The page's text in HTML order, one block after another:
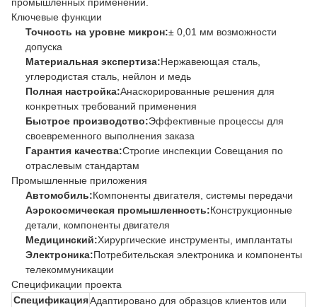
Ключевые функции
Точность на уровне микрон:± 0,01 мм возможности
допуска
Материальная экспертиза:Нержавеющая сталь,
углеродистая сталь, нейлон и медь
Полная настройка:Анаскорированные решения для
конкретных требований применения
Быстрое производство:Эффективные процессы для
своевременного выполнения заказа
Гарантия качества:Строгие инспекции Совещания по
отраслевым стандартам
Промышленные приложения
Автомобиль:Компоненты двигателя, системы передачи
Аэрокосмическая промышленность:Конструкционные
детали, компоненты двигателя
Медицинский:Хирургические инструменты, имплантаты
Электроника:Потребительская электроника и компоненты
телекоммуникации
Спецификации проекта
СпецификацияАдаптировано для образцов клиентов или